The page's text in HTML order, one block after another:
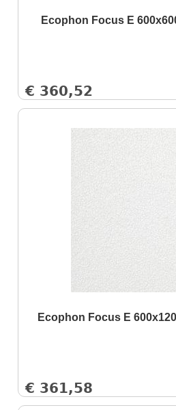
Ecophon Focus E
€ 360,52
Ecophon Focus E
€ 361,58